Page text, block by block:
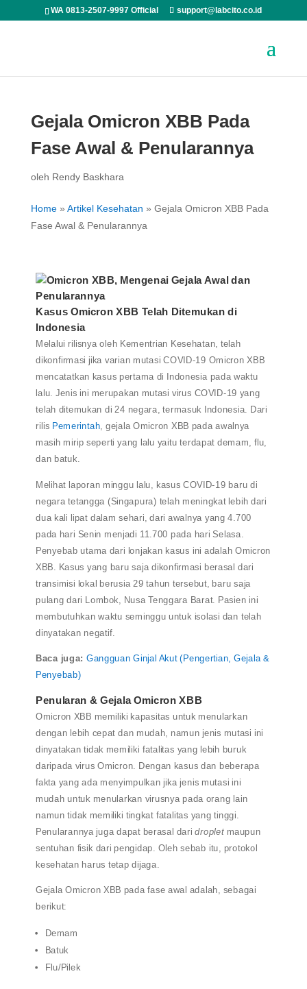
WA 0813-2507-9997 Official support@labcito.co.id
Gejala Omicron XBB Pada
Fase Awal & Penularannya
oleh Rendy Baskhara
Home» Artikel Kesehatan » Gejala Omicron XBB Pada
Fase Awal & Penularannya
Kasus Omicron XBB Telah Ditemukan di
Indonesia
Melalui rilisnya oleh Kementrian Kesehatan, telah
dikonfirmasi jika varian mutasi COVID-19 Omicron XBB
mencatatkan kasus pertama di Indonesia pada waktu
lalu. Jenis ini merupakan mutasi virus COVID-19 yang
telah ditemukan di 24 negara, termasuk Indonesia. Dari
rilis Pemerintah, gejala Omicron XBB pada awalnya
masih mirip seperti yang lalu yaitu terdapat demam, flu,
dan batuk.
Melihat laporan minggu lalu, kasus COVID-19 baru di
negara tetangga (Singapura) telah meningkat lebih dari
dua kali lipat dalam sehari, dari awalnya yang 4.700
pada hari Senin menjadi 11.700 pada hari Selasa.
Penyebab utama dari lonjakan kasus ini adalah Omicron
XBB. Kasus yang baru saja dikonfirmasi berasal dari
transimisi lokal berusia 29 tahun tersebut, baru saja
pulang dari Lombok, Nusa Tenggara Barat. Pasien ini
membutuhkan waktu seminggu untuk isolasi dan telah
dinyatakan negatif.
Baca juga: Gangguan Ginjal Akut (Pengertian, Gejala &
Penyebab)
Penularan & Gejala Omicron XBB
Omicron XBB memiliki kapasitas untuk menularkan
dengan lebih cepat dan mudah, namun jenis mutasi ini
dinyatakan tidak memiliki fatalitas yang lebih buruk
daripada virus Omicron. Dengan kasus dan beberapa
fakta yang ada menyimpulkan jika jenis mutasi ini
mudah untuk menularkan virusnya pada orang lain
namun tidak memiliki tingkat fatalitas yang tinggi.
Penularannya juga dapat berasal daridropletmaupun
sentuhan fisik dari pengidap. Oleh sebab itu, protokol
kesehatan harus tetap dijaga.
Gejala Omicron XBB pada fase awal adalah, sebagai
berikut:
Demam
Batuk
Flu/Pilek